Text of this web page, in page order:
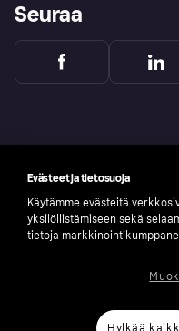
Seuraa
number: 556737-0431
Evästeet ja tietosuoja
Käytämme evästeitä
yksilöllistämiseen sekä
tietoja
Hylkää